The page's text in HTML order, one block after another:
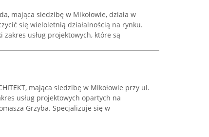
mająca siedzibę w Mikołowie, działa w
się wieloletnią działalnością na rynku.
usług projektowych, które są
mająca siedzibę w Mikołowie przy ul.
usług projektowych opartych na
Grzyba. Specjalizuje się w